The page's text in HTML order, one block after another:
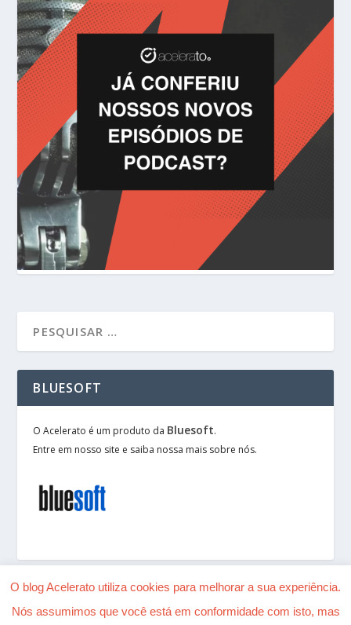
BLUESOFT
O Acelerato é um produto da Bluesoft.
Entre em nosso site e saiba nossa mais sobre nós.
O blog Acelerato utiliza cookies para melhorar a sua experiência.
Nós assumimos que você está em conformidade com isto, mas